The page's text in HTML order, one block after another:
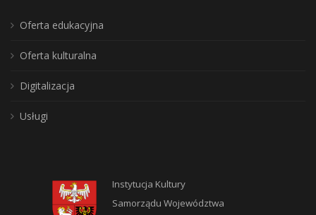
Oferta edukacyjna
Oferta kulturalna
Digitalizacja
Usługi
Instytucja Kultury
Samorządu Województwa